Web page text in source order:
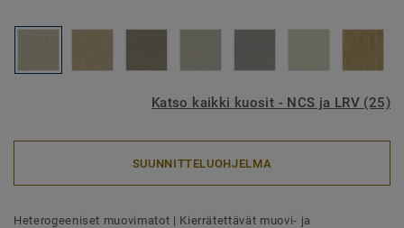
Katso kaikki kuosit - NCS ja LRV (25)
SUUNNITTELUOHJELMA
Heterogeeniset muovimatot | Kierrätettävät muovi- ja